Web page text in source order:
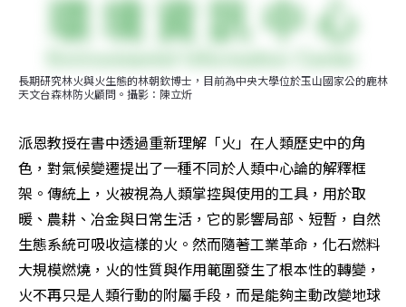
長期研究林火與火生態的林朝欽博士，目前為中央大學位於玉山國家公的鹿林
天文台森林防火顧問。攝影：陳立炘
派恩教授在書中透過重新理解「火」在人類歷史中的角
色，對氣候變遷提出了一種不同於人類中心論的解釋框
架。傳統上，火被視為人類掌控與使用的工具，用於取
暖、農耕、冶金與日常生活，它的影響局部、短暫，自然
生態系統可吸收這樣的火。然而隨著工業革命，化石燃料
大規模燃燒，火的性質與作用範圍發生了根本性的轉變，
火不再只是人類行動的附屬手段，而是能夠主動改變地球